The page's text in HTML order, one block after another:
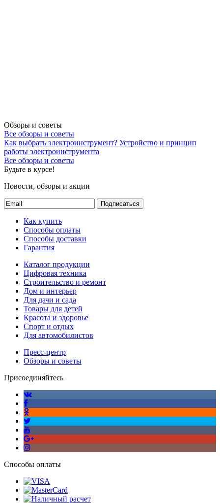
Обзоры и советы
Все обзоры и советы
Как выбрать электроинструмент? Устройство и принцип
работы электроинструмента
Все обзоры и советы
Будьте в курсе!
Новости, обзоры и акции
Подписаться
Как купить
Способы оплаты
Способы доставки
Гарантия
Каталог продукции
Цифровая техника
Строительство и ремонт
Дом и интерьер
Для дачи и сада
Товары для детей
Красота и здоровье
Спорт и отдых
Для автомобилистов
Пресс-центр
Обзоры и советы
Присоединяйтесь
Способы оплаты